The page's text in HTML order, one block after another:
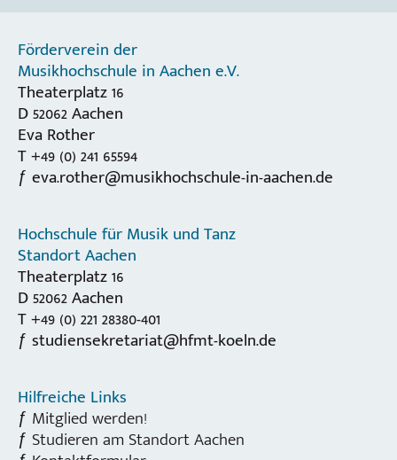
Förderverein der
Musikhochschule in Aachen e.V.
Theaterplatz 16
D 52062 Aachen
Eva Rother
T +49 (0) 241 65594
eva.rother@musikhochschule-in-aachen.de
Hochschule für Musik und Tanz
Standort Aachen
Theaterplatz 16
D 52062 Aachen
T +49 (0) 221 28380-401
studiensekretariat@hfmt-koeln.de
Hilfreiche Links
Mitglied werden!
Studieren am Standort Aachen